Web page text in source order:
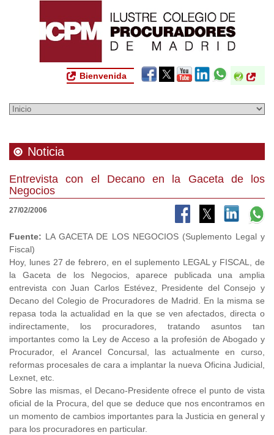
Bienvenida
Noticia
Entrevista con el Decano en la Gaceta de los
Negocios
27/02/2006
Fuente: LA GACETA DE LOS NEGOCIOS (Suplemento Legal y
Fiscal)
Hoy, lunes 27 de febrero, en el suplemento LEGAL y FISCAL, de
la Gaceta de los Negocios, aparece publicada una amplia
entrevista con Juan Carlos Estévez, Presidente del Consejo y
Decano del Colegio de Procuradores de Madrid. En la misma se
repasa toda la actualidad en la que se ven afectados, directa o
indirectamente, los procuradores, tratando asuntos tan
importantes como la Ley de Acceso a la profesión de Abogado y
Procurador, el Arancel Concursal, las actualmente en curso,
reformas procesales de cara a implantar la nueva Oficina Judicial,
Lexnet, etc.
Sobre las mismas, el Decano-Presidente ofrece el punto de vista
oficial de la Procura, del que se deduce que nos encontramos en
un momento de cambios importantes para la Justicia en general y
para los procuradores en particular.